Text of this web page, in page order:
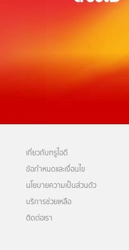
เกี่ยวกับทรูไอดี
ข้อกำหนดและเงื่อนไข
นโยบายความเป็นส่วนตัว
บริการช่วยเหลือ
ติดต่อเรา